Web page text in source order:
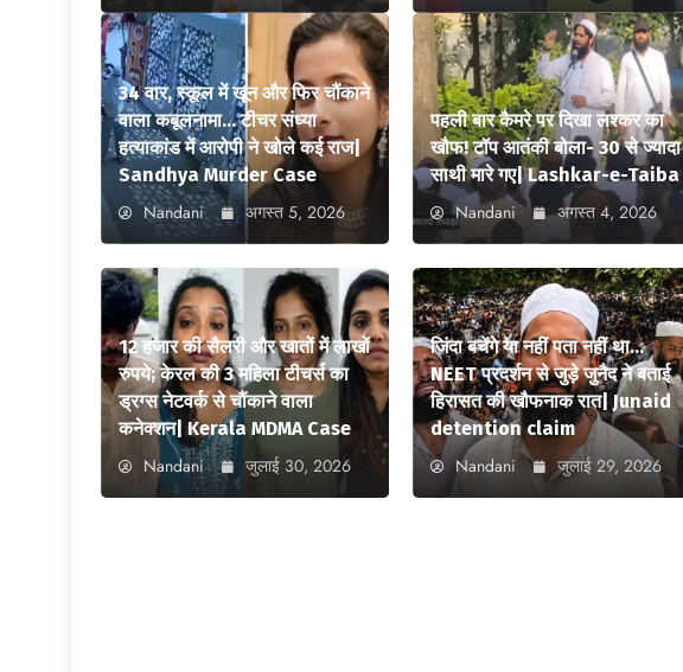
34 वार, स्कूल में खून और फिर चौंकाने
वाला कबूलनामा… टीचर संध्या
हत्याकांड में आरोपी ने खोले कई राज|
Sandhya Murder Case
Nandani अगस्त 5, 2026
पहली बार कैमरे पर दिखा लश्कर का
खौफ! टॉप आतंकी बोला- 30 से ज्यादा
साथी मारे गए| Lashkar-e-Taiba
Nandani अगस्त 4, 2026
12 हजार की सैलरी और खातों में लाखों
रुपये; केरल की 3 महिला टीचर्स का
ड्रग्स नेटवर्क से चौंकाने वाला
कनेक्शन| Kerala MDMA Case
Nandani जुलाई 30, 2026
जिंदा बचेंगे या नहीं पता नहीं था…
NEET प्रदर्शन से जुड़े जुनैद ने बताई
हिरासत की खौफनाक रात| Junaid
detention claim
Nandani जुलाई 29, 2026